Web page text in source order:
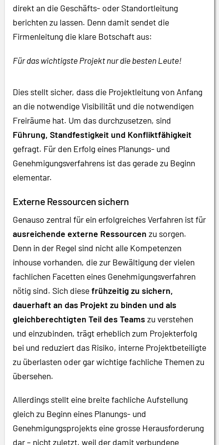
direkt an die Geschäfts- oder Standortleitung
berichten zu lassen. Denn damit sendet die
Firmenleitung die klare Botschaft aus:
Für das wichtigste Projekt nur die besten Leute!
Dies stellt sicher, dass die Projektleitung von Anfang
an die notwendige Visibilität und die notwendigen
Freiräume hat. Um das durchzusetzen, sind
Führung, Standfestigkeit und Konfliktfähigkeit
gefragt. Für den Erfolg eines Planungs- und
Genehmigungsverfahrens ist das gerade zu Beginn
elementar.
Externe Ressourcen sichern
Genauso zentral für ein erfolgreiches Verfahren ist für
ausreichende externe Ressourcen zu sorgen.
Denn in der Regel sind nicht alle Kompetenzen
inhouse vorhanden, die zur Bewältigung der vielen
fachlichen Facetten eines Genehmigungsverfahren
nötig sind. Sich diesefrühzeitig zu sichern,
dauerhaft an das Projekt zu binden und als
gleichberechtigten Teil des Teams zu verstehen
und einzubinden, trägt erheblich zum Projekterfolg
bei und reduziert das Risiko, interne Projektbeteiligte
zu überlasten oder gar wichtige fachliche Themen zu
übersehen.
Allerdings stellt eine breite fachliche Aufstellung
gleich zu Beginn eines Planungs- und
Genehmigungsprojekts eine grosse Herausforderung
dar – nicht zuletzt, weil der damit verbundene